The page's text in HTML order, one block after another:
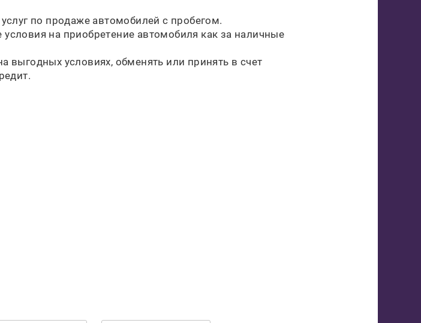
по продаже автомобилей с пробегом.
на приобретение автомобиля как за наличные
условиях, обменять или принять в счет